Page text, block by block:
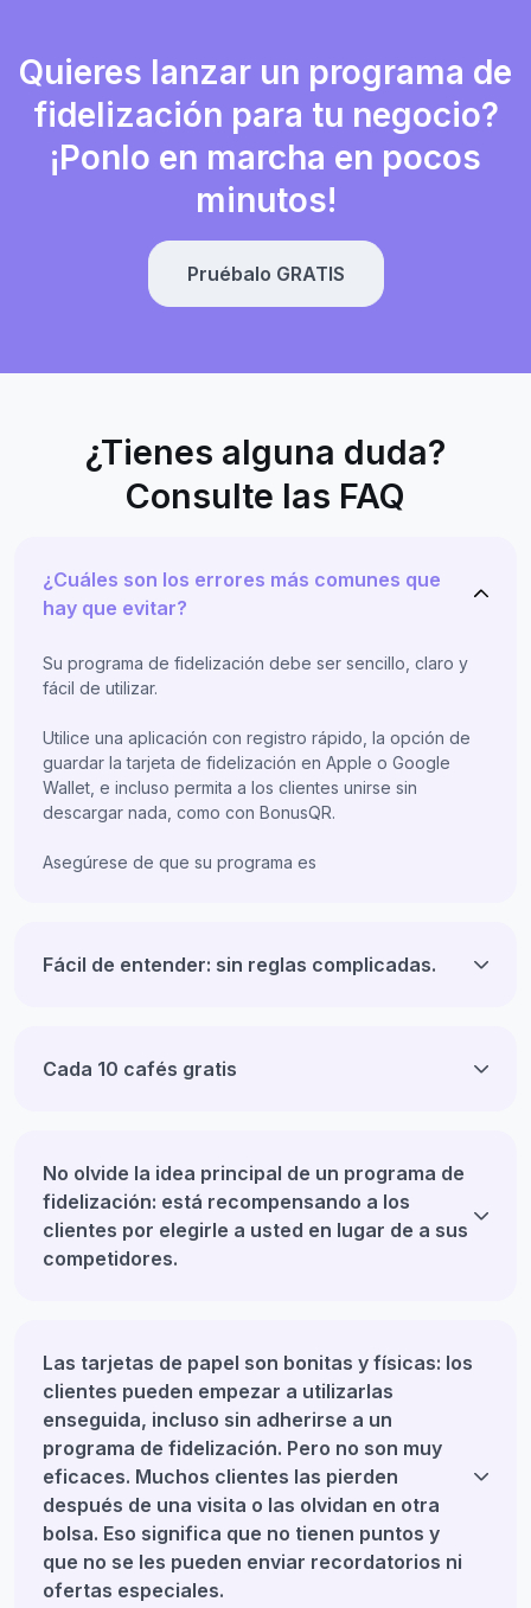
Quieres lanzar un programa de
fidelización para tu negocio?
¡Ponlo en marcha en pocos
minutos!
Pruébalo GRATIS
¿Tienes alguna duda?
Consulte las FAQ
¿Cuáles son los errores más comunes que
hay que evitar?
Su programa de fidelización debe ser sencillo, claro y
fácil de utilizar.
Utilice una aplicación con registro rápido, la opción de
guardar la tarjeta de fidelización en Apple o Google
Wallet, e incluso permita a los clientes unirse sin
descargar nada, como con BonusQR.
Asegúrese de que su programa es
Fácil de entender: sin reglas complicadas.
Cada 10 cafés gratis
No olvide la idea principal de un programa de
fidelización: está recompensando a los
clientes por elegirle a usted en lugar de a sus
competidores.
Las tarjetas de papel son bonitas y físicas: los
clientes pueden empezar a utilizarlas
enseguida, incluso sin adherirse a un
programa de fidelización. Pero no son muy
eficaces. Muchos clientes las pierden
después de una visita o las olvidan en otra
bolsa. Eso significa que no tienen puntos y
que no se les pueden enviar recordatorios ni
ofertas especiales.